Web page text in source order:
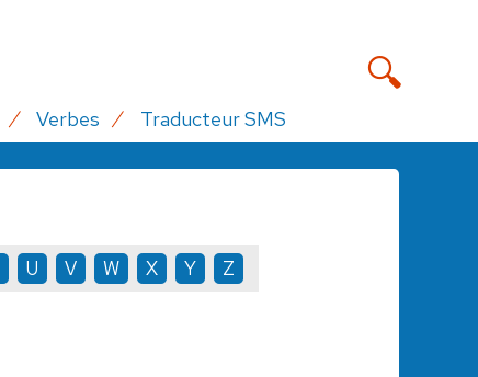
Verbes Traducteur SMS
U V W X Y Z